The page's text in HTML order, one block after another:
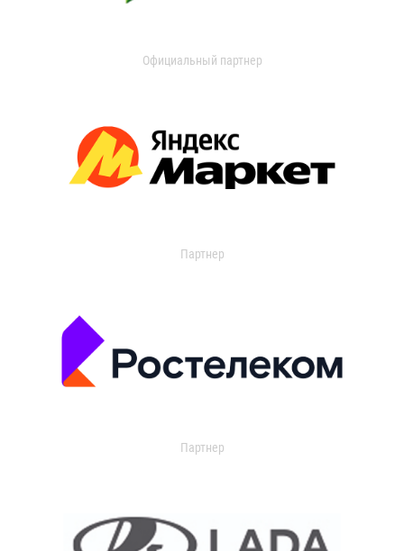
Официальный партнер
Партнер
Партнер